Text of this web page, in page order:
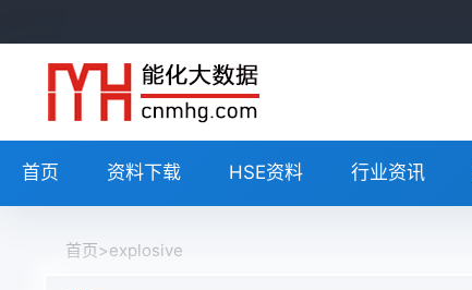
首页 资料下载 HSE资料 行业资讯
首页>explosive